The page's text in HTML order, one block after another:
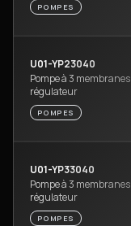
POMPES
U01-YP23040
Pompe à 3
régulateur
POMPES
U01-YP33040
Pompe à 3
régulateur
POMPES